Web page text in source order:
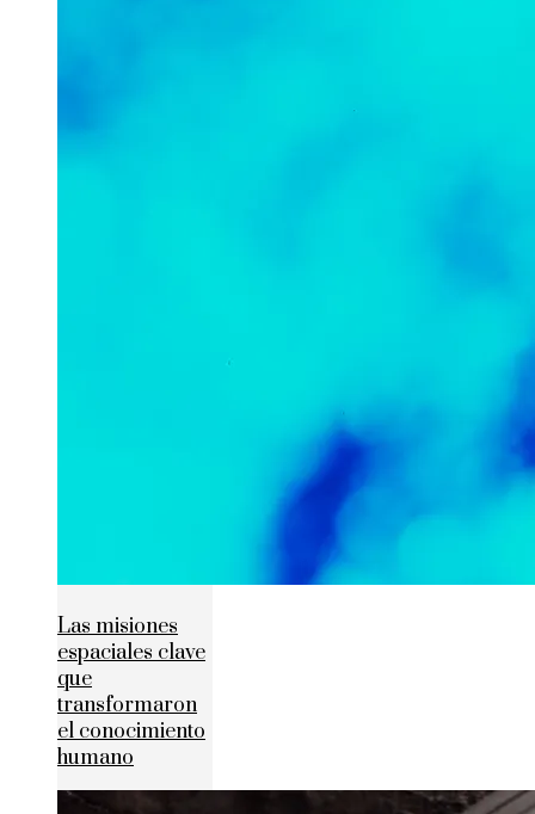
Las misiones
espaciales clave
que
transformaron
el conocimiento
humano